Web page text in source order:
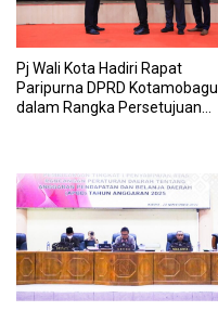
Pj Wali Kota Hadiri Rapat
Paripurna DPRD Kotamobagu
dalam Rangka Persetujuan